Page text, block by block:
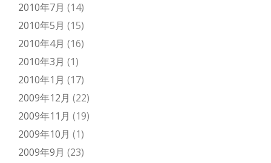
2010年7月 (14)
2010年5月 (15)
2010年4月 (16)
2010年3月 (1)
2010年1月 (17)
2009年12月 (22)
2009年11月 (19)
2009年10月 (1)
2009年9月 (23)